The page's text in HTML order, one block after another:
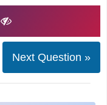
Next Question »